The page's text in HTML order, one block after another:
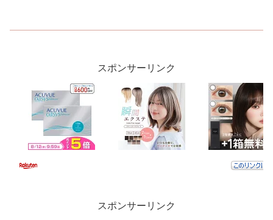
スポンサーリンク
スポンサーリンク